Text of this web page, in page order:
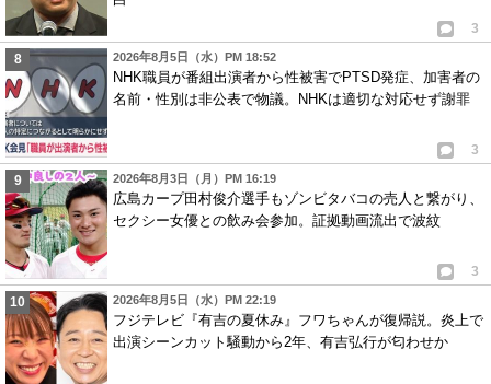
3
2026年8月5日（水）PM 18:52
NHK職員が番組出演者から性被害でPTSD発症、加害者の
名前・性別は非公表で物議。NHKは適切な対応せず謝罪
3
2026年8月3日（月）PM 16:19
広島カープ田村俊介選手もゾンビタバコの売人と繋がり、
セクシー女優との飲み会参加。証拠動画流出で波紋
3
2026年8月5日（水）PM 22:19
フジテレビ『有吉の夏休み』フワちゃんが復帰説。炎上で
出演シーンカット騒動から2年、有吉弘行が匂わせか